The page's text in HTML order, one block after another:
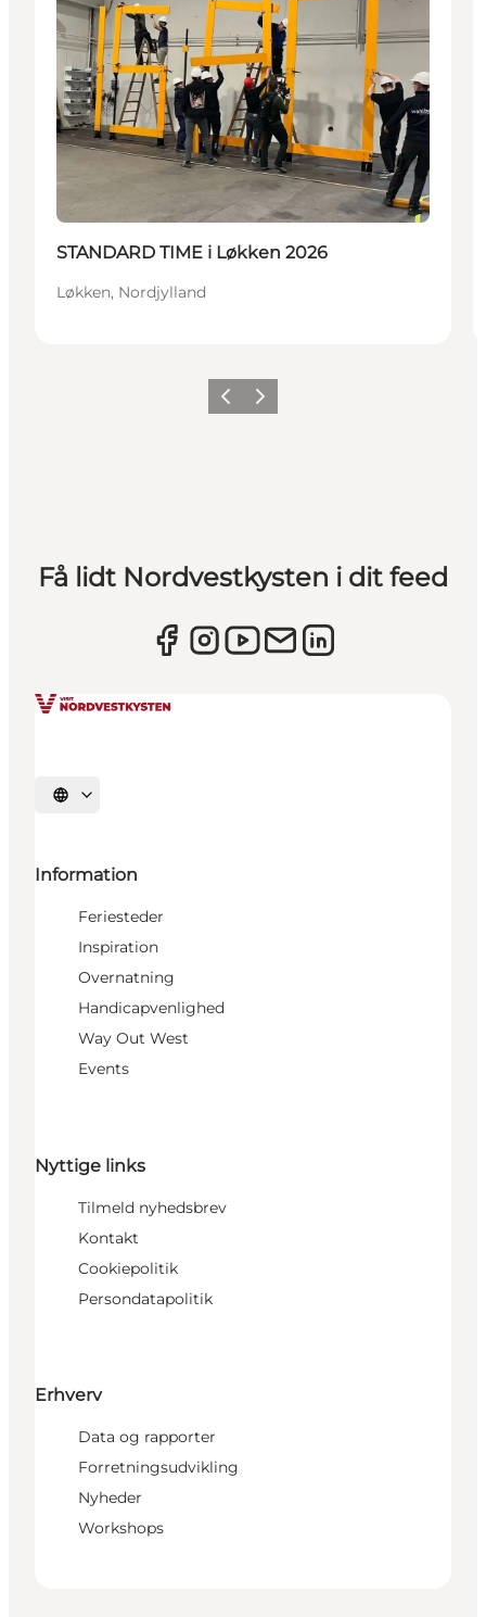
STANDARD TIME i Løkken 2026
Løkken, Nordjylland
ForrigeNæste
Få lidt Nordvestkysten i dit feed
Vælg sprog
Information
Feriesteder
Inspiration
Overnatning
Handicapvenlighed
Way Out West
Events
Nyttige links
Tilmeld nyhedsbrev
Kontakt
Cookiepolitik
Persondatapolitik
Erhverv
Data og rapporter
Forretningsudvikling
Nyheder
Workshops